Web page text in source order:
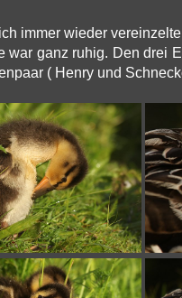
immer wieder
war ganz ruhig. Den drei
( Henry und